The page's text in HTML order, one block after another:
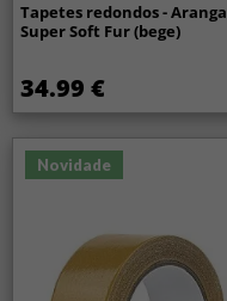
Tapetes redondos - Aranga
Super Soft Fur (bege)
34.99 €
Novidade